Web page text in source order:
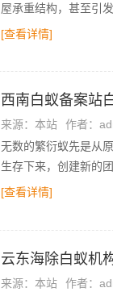
屋承重结构，甚至引
[查看详情]
西南白蚁备案站
来源：本站 作者：
无数的繁衍蚁先是从
生存下来，创建新的
[查看详情]
云东海除白蚁机
来源：本站 作者：